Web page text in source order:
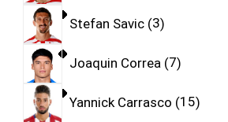
Stefan Savic 3
Joaquin Correa 7
Yannick Carrasco 15